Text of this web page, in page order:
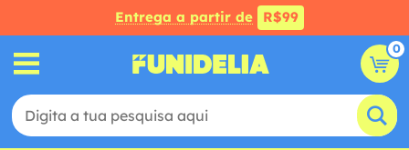
Entrega a partir de R$99
0